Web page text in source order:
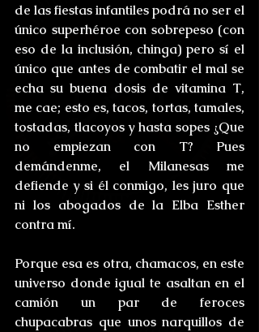
de las fiestas infantiles podrá no ser el
único superhéroe con sobrepeso (con
eso de la inclusión, chinga) pero sí el
único que antes de combatir el mal se
echa su buena dosis de vitamina T,
me cae; esto es, tacos, tortas, tamales,
tostadas, tlacoyos y hasta sopes ¿Que
no empiezan con T? Pues
demándenme, el Milanesas me
defiende y si él conmigo, les juro que
ni los abogados de la Elba Esther
contra mí.
Porque esa es otra, chamacos, en este
universo donde igual te asaltan en el
camión un par de feroces
chupacabras que unos narquillos de